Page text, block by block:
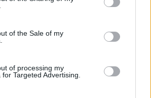
to Google and its third-party tags to
specified purposes in below Google
of the Sale of my
of processing my
Targeted Advertising.
di style24